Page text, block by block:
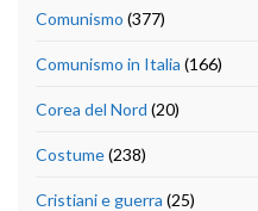
Comunismo (377)
Comunismo in Italia (166)
Corea del Nord (20)
Costume(238)
Cristiani e guerra (25)